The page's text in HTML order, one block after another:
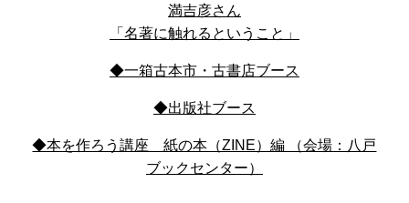
満吉彦さん
「名著に触れるということ」
◆一箱古本市・古書店ブース
◆出版社ブース
◆本を作ろう講座 紙の本（ZINE）編 （会場：八戸
ブックセンター）